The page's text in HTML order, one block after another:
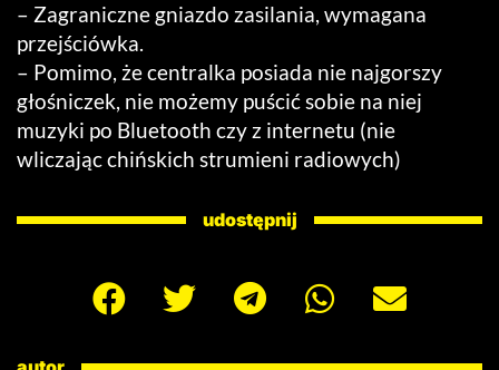
– Zagraniczne gniazdo zasilania, wymagana
przejściówka.
– Pomimo, że centralka posiada nie najgorszy
głośniczek, nie możemy puścić sobie na niej
muzyki po Bluetooth czy z internetu (nie
wliczając chińskich strumieni radiowych)
udostępnij